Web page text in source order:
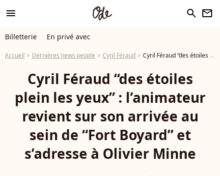
menu search newsletter
Billetterie En privé avec
Accueil Dernières news people Cyril Féraud Cyril Féraud “des étoiles plein les yeux” : l’animateur revient sur son arrivée au sein de “Fort Boyard” et s’adresse à Olivier Minne
Cyril Féraud “des étoiles
plein les yeux” : l’animateur
revient sur son arrivée au
sein de “Fort Boyard” et
s’adresse à Olivier Minne